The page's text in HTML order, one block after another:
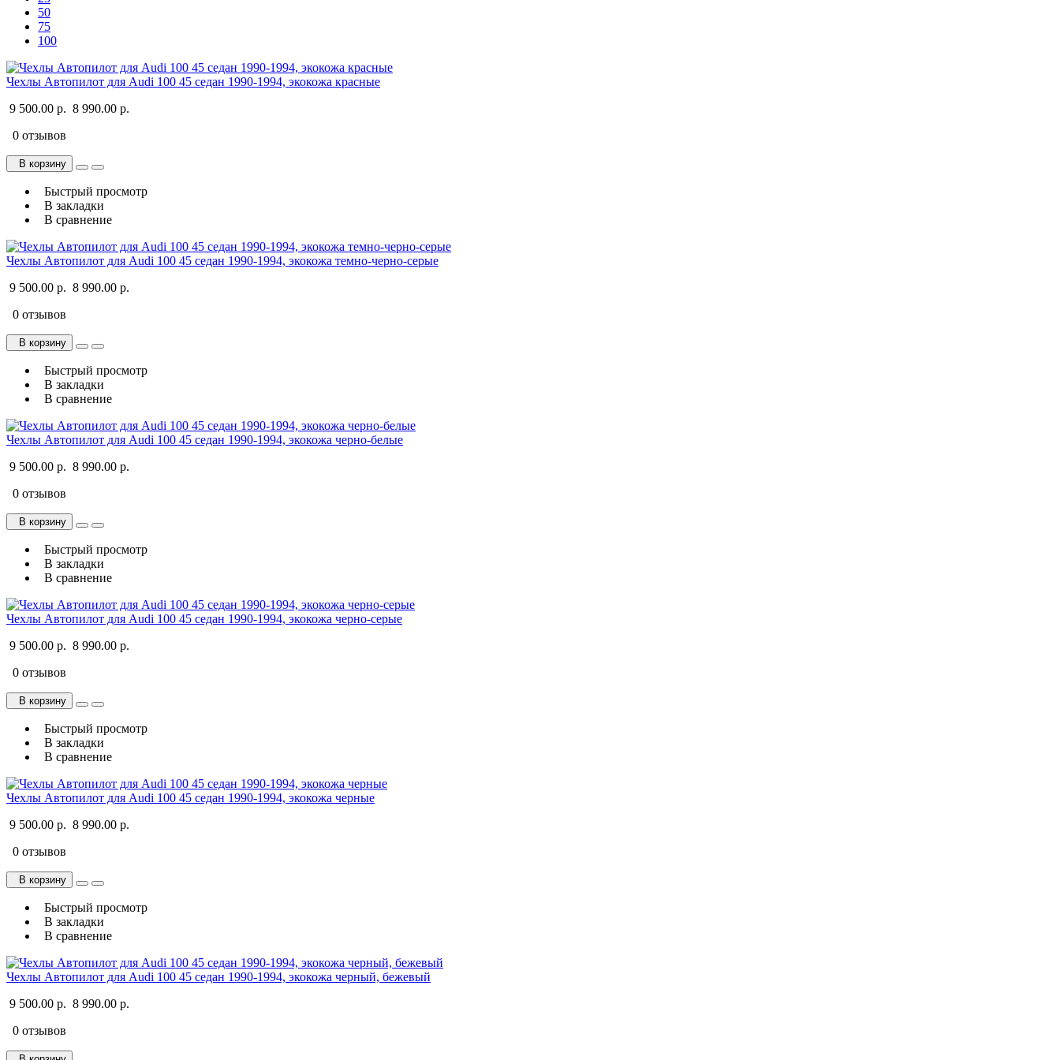
50
75
100
Чехлы Автопилот для Audi 100 45 седан 1990-1994, экокожа красные
9 500.00 р. 8 990.00 р.
0 отзывов
В корзину
Быстрый просмотр
В закладки
В сравнение
Чехлы Автопилот для Audi 100 45 седан 1990-1994, экокожа темно-черно-серые
9 500.00 р. 8 990.00 р.
0 отзывов
В корзину
Быстрый просмотр
В закладки
В сравнение
Чехлы Автопилот для Audi 100 45 седан 1990-1994, экокожа черно-белые
9 500.00 р. 8 990.00 р.
0 отзывов
В корзину
Быстрый просмотр
В закладки
В сравнение
Чехлы Автопилот для Audi 100 45 седан 1990-1994, экокожа черно-серые
9 500.00 р. 8 990.00 р.
0 отзывов
В корзину
Быстрый просмотр
В закладки
В сравнение
Чехлы Автопилот для Audi 100 45 седан 1990-1994, экокожа черные
9 500.00 р. 8 990.00 р.
0 отзывов
В корзину
Быстрый просмотр
В закладки
В сравнение
Чехлы Автопилот для Audi 100 45 седан 1990-1994, экокожа черный, бежевый
9 500.00 р. 8 990.00 р.
0 отзывов